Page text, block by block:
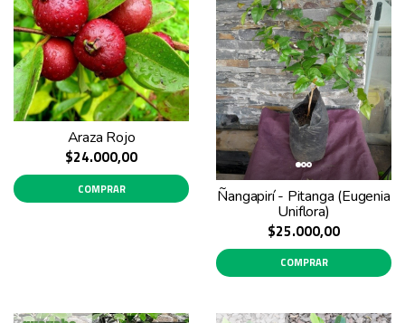
Araza Rojo
$24.000,00
COMPRAR Ñangapirí - Pitanga (Eugenia
Uniflora)
$25.000,00
COMPRAR